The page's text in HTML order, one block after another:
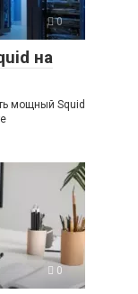
0
на
мощный Squid
0